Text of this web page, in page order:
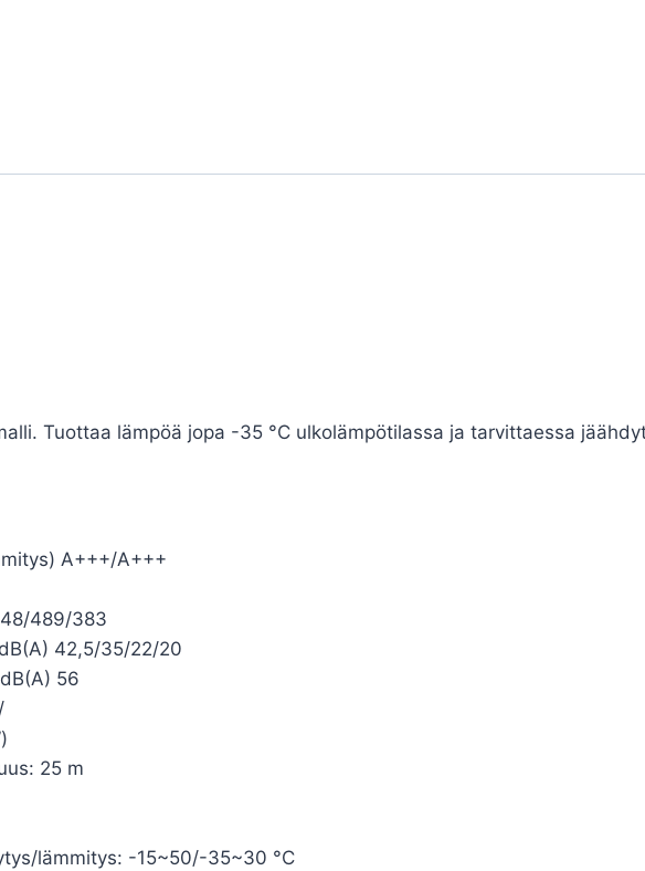
Tuottaa lämpöä jopa -35 °C ulkolämpötilassa ja tarvittaessa
A+++/A+++
489/383
42,5/35/22/20
56
25 m
lämmitys: -15~50/-35~30 °C